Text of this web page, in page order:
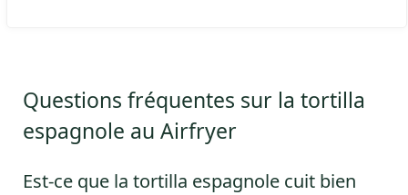
Questions fréquentes sur la tortilla
espagnole au Airfryer
Est-ce que la tortilla espagnole cuit bien